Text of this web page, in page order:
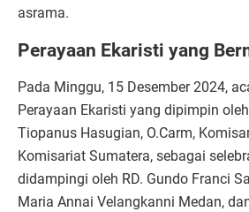
asrama.
Perayaan Ekaristi yang
Pada Minggu, 15 Desember 2024,
Perayaan Ekaristi yang dipimpin
Tiopanus Hasugian, O.Carm,
Komisariat Sumatera, sebagai
didampingi oleh RD. Gundo Franci
Maria Annai Velangkanni Medan,